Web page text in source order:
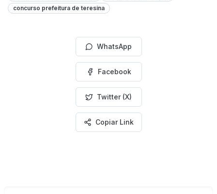
concurso prefeitura de teresina
WhatsApp
Facebook
Twitter (X)
Copiar Link